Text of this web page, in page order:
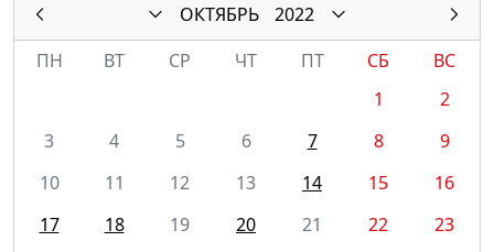
ОКТЯБРЬ
2022
ПН
ВТ СР ЧТ ПТ СБ
ВС
1
2
3
4 5 6 7 8
9
10
11 12 13 14 15
16
17
18 19 20 21 22
23